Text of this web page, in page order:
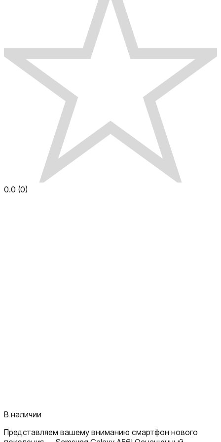
0.0 (0)
В наличии
Представляем вашему вниманию смартфон нового